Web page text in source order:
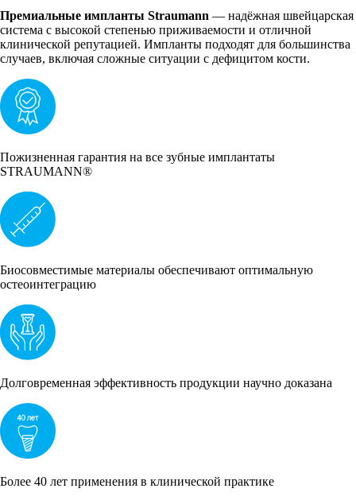
Премиальные импланты Straumann — надёжная швейцарская
система с высокой степенью приживаемости и отличной
клинической репутацией. Импланты подходят для большинства
случаев, включая сложные ситуации с дефицитом кости.
Пожизненная гарантия на все зубные имплантаты
STRAUMANN®
Биосовместимые материалы обеспечивают оптимальную
остеоинтеграцию
Долговременная эффективность продукции научно доказана
Более 40 лет применения в клинической практике